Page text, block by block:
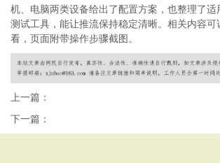
机、电脑两类设备给出了配置方案，也整理了适
测试工具，能让推流保持稳定清晰。相关内容可
看，页面附带操作步骤截图。
上一篇：
下一篇：